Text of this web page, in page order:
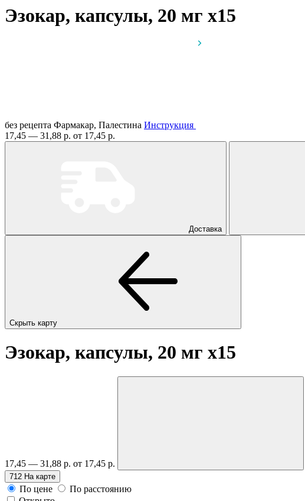
Эзокар, капсулы, 20 мг x15
без рецепта Фармакар, Палестина Инструкция
17,45 — 31,88 р. от 17,45 р.
Доставка
Скрыть карту
Эзокар, капсулы, 20 мг x15
17,45 — 31,88 р. от 17,45 р.
712 На карте
По цене
По расстоянию